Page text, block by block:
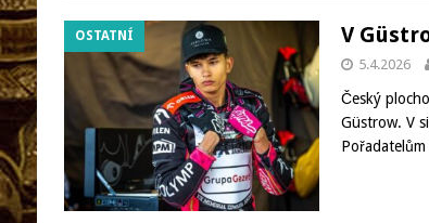
OSTATNÍ V
5.4.2026
Český
Güstrow. V